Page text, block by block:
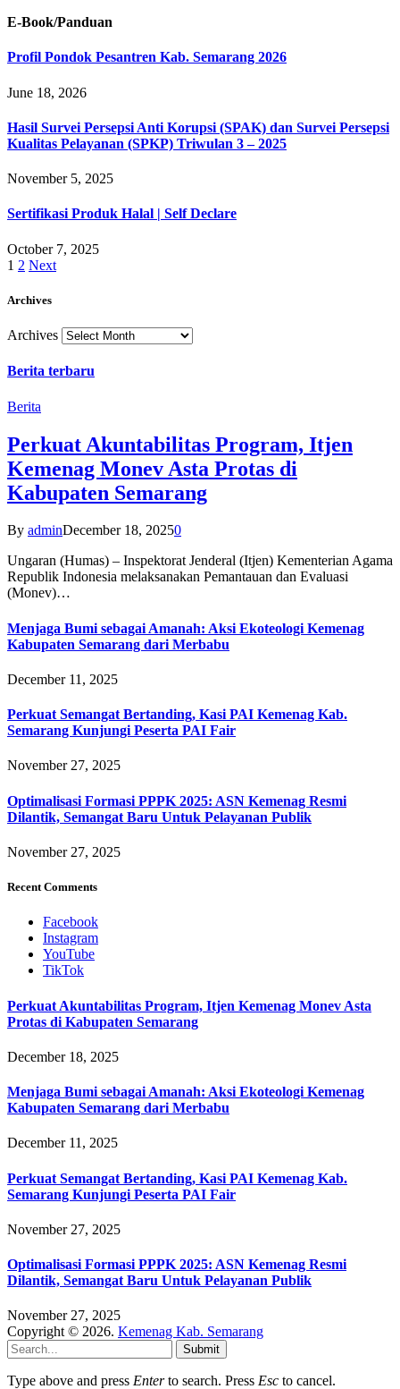
E-Book/Panduan
Profil Pondok Pesantren Kab. Semarang 2026
June 18, 2026
Hasil Survei Persepsi Anti Korupsi (SPAK) dan Survei Persepsi
Kualitas Pelayanan (SPKP) Triwulan 3 – 2025
November 5, 2025
Sertifikasi Produk Halal | Self Declare
October 7, 2025
1 2 Next
Archives
Archives
Berita terbaru
Berita
Perkuat Akuntabilitas Program, Itjen
Kemenag Monev Asta Protas di
Kabupaten Semarang
By adminDecember 18, 20250
Ungaran (Humas) – Inspektorat Jenderal (Itjen) Kementerian Agama
Republik Indonesia melaksanakan Pemantauan dan Evaluasi
(Monev)…
Menjaga Bumi sebagai Amanah: Aksi Ekoteologi Kemenag
Kabupaten Semarang dari Merbabu
December 11, 2025
Perkuat Semangat Bertanding, Kasi PAI Kemenag Kab.
Semarang Kunjungi Peserta PAI Fair
November 27, 2025
Optimalisasi Formasi PPPK 2025: ASN Kemenag Resmi
Dilantik, Semangat Baru Untuk Pelayanan Publik
November 27, 2025
Recent Comments
Facebook
Instagram
YouTube
TikTok
Perkuat Akuntabilitas Program, Itjen Kemenag Monev Asta
Protas di Kabupaten Semarang
December 18, 2025
Menjaga Bumi sebagai Amanah: Aksi Ekoteologi Kemenag
Kabupaten Semarang dari Merbabu
December 11, 2025
Perkuat Semangat Bertanding, Kasi PAI Kemenag Kab.
Semarang Kunjungi Peserta PAI Fair
November 27, 2025
Optimalisasi Formasi PPPK 2025: ASN Kemenag Resmi
Dilantik, Semangat Baru Untuk Pelayanan Publik
November 27, 2025
Copyright © 2026. Kemenag Kab. Semarang
Submit
Type above and press Enterto search. Press Esc to cancel.